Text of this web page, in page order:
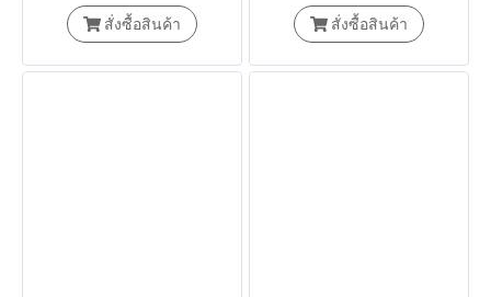
สั่งซื้อสินค้า
อย่างไร
สั่งซื้อสินค้า